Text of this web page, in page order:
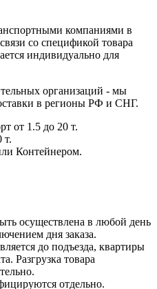
компаниями в
со спецификой товара
индивидуально для
организаций - мы
в регионы РФ и СНГ.
от 1.5 до 20 т.
т.
Контейнером.
осуществлена в любой день
дня заказа.
до подъезда, квартиры
Разгрузка товара
отдельно.